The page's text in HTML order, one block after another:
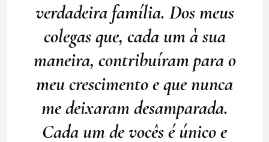
verdadeira família. Dos meus
colegas que, cada um à sua
maneira, contribuíram para o
meu crescimento e que nunca
me deixaram desamparada.
Cada um de vocês é único e